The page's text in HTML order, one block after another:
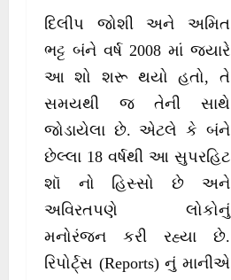
દિલીપ જોશી અને અમિત
ભટ્ટ બંને વર્ષ 2008 માં જ્યારે
આ શો શરૂ થયો હતો, તે
સમયથી જ તેની સાથે
જોડાયેલા છે. એટલે કે બંને
છેલ્લા 18 વર્ષથી આ સુપરહિટ
શૉ નો હિસ્સો છે અને
અવિરતપણે લોકોનું
મનોરંજન કરી રહ્યા છે.
રિપોર્ટ્સ (Reports) નું માનીએ